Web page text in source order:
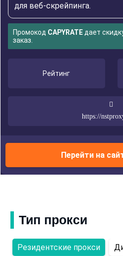
для веб-скрейпинга.
Промокод CAPYRATEдает
заказ.
Рейтинг
https://
Перейти на
Тип прокси
Резидентские прокси